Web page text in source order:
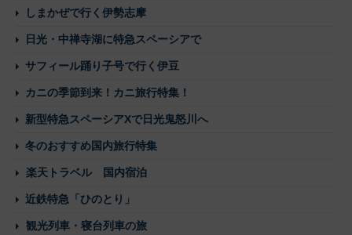
しまかぜで行く伊勢志摩
日光・中禅寺湖に特急スペーシアで
サフィール踊り子号で行く伊豆
カニの季節到来！カニ旅行特集！
新型特急スペーシアXで日光鬼怒川へ
冬のおすすめ国内旅行特集
楽天トラベル 国内宿泊
近鉄特急「ひのとり」
観光列車・寝台列車の旅